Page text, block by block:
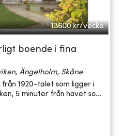
13600 kr/vecka
boende i fina
Ängelholm, Skåne
från 1920-talet som ligger i
5 minuter från havet so...